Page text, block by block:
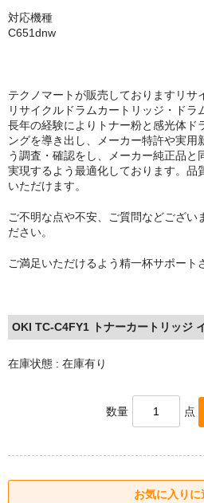
対応機種
C651dnw
テクノマートが販売しておりますリサ
リサイクルドラムカートリッジ・ドラ
長年の経験によりトナー粉と感光体ド
ングを導き出し、メーカー特許や実用
う調査・確認をし、メーカー純正品と
実現するよう最適化しております。品
いただけます。
ご不明な点や不安、ご質問などござい
ださい。
ご満足いただけるよう精一杯サポート
OKI TC-C4FY1 トナーカートリッジ
在庫状態 : 在庫有り
数量 点